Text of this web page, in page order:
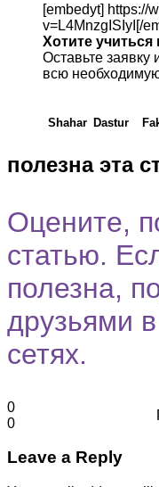
[embedyt] https://
v=L4MnzgISIyI[/
Хотите
Оставьте
всю
Shahar Dastur
полезна эта
Оцените,
статью.
полезна,
друзьями
сетях.
0
0
Leave a Reply